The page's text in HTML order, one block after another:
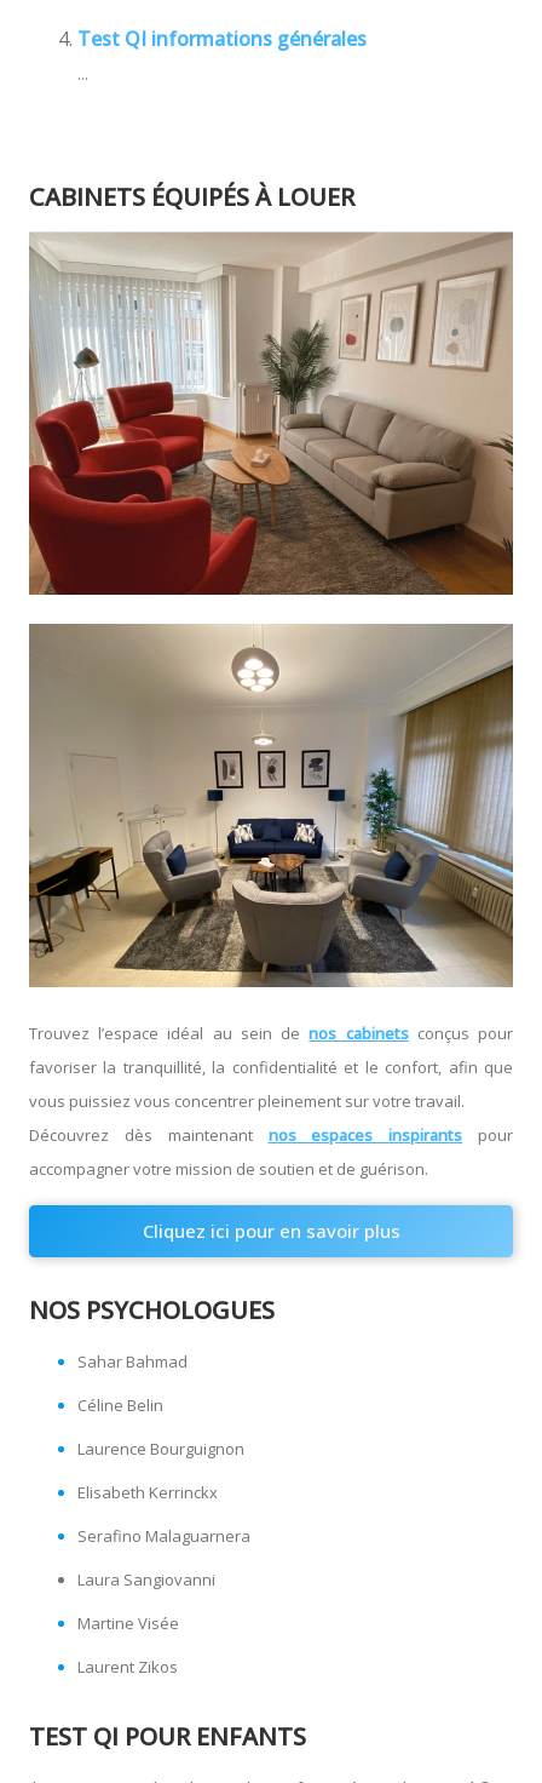
CABINETS ÉQUIPÉS À LOUER
Trouvez l’espace idéal au sein denos cabinetsconçus pour
favoriser la tranquillité, la confidentialité et le confort, afin que
vous puissiez vous concentrer pleinement sur votre travail.
Découvrez dès maintenant nos espaces inspirants pour
accompagner votre mission de soutien et de guérison.
Cliquez ici pour en savoir plus
NOS PSYCHOLOGUES
Sahar Bahmad
Céline Belin
Laurence Bourguignon
Elisabeth Kerrinckx
Serafino Malaguarnera
Laura Sangiovanni
Martine Visée
Laurent Zikos
TEST QI POUR ENFANTS
Test QI informations générales
...